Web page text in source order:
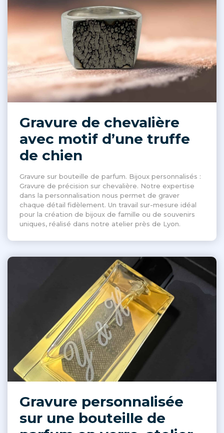
Gravure de chevalière
avec motif d’une truffe
de chien
Gravure sur bouteille de parfum. Bijoux personnalisés :
Gravure de précision sur chevalière. Notre expertise
dans la personnalisation nous permet de graver
chaque détail fidèlement. Un travail sur-mesure idéal
pour la création de bijoux de famille ou de souvenirs
uniques, réalisé dans notre atelier près de Lyon.
Gravure personnalisée
sur une bouteille de